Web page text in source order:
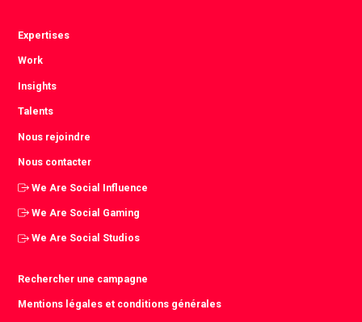
Expertises
Work
Insights
Talents
Nous rejoindre
Nous contacter
We Are Social Influence
We Are Social Gaming
We Are Social Studios
Rechercher une campagne
Mentions légales et conditions générales